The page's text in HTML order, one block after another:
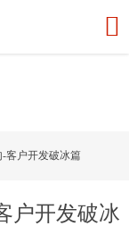

客户开发破冰篇​
户开发破冰